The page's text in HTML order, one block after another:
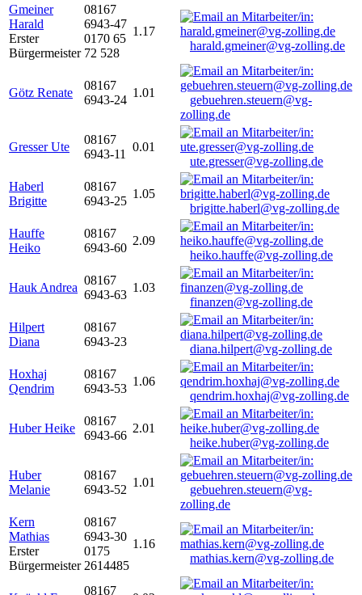
Gmeiner
Harald
Erster
Bürgermeister
08167
6943-47
0170 65
72 528
1.17
harald.gmeiner@vg-zolling.de
Götz Renate
08167
6943-24
1.01
gebuehren.steuern@vg-
zolling.de
Gresser Ute
08167
6943-11
0.01
ute.gresser@vg-zolling.de
Haberl
Brigitte
08167
6943-25
1.05
brigitte.haberl@vg-zolling.de
Hauffe
Heiko
08167
6943-60
2.09
heiko.hauffe@vg-zolling.de
Hauk Andrea
08167
6943-63
1.03
finanzen@vg-zolling.de
Hilpert
Diana
08167
6943-23
diana.hilpert@vg-zolling.de
Hoxhaj
Qendrim
08167
6943-53
1.06
qendrim.hoxhaj@vg-zolling.de
Huber Heike
08167
6943-66
2.01
heike.huber@vg-zolling.de
Huber
Melanie
08167
6943-52
1.01
gebuehren.steuern@vg-
zolling.de
Kern
Mathias
Erster
Bürgermeister
08167
6943-30
0175
2614485
1.16
mathias.kern@vg-zolling.de
08167